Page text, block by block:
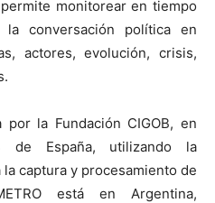
monitorear en tiempo
conversación política en
actores, evolución, crisis,
por la Fundación CIGOB, en
de España, utilizando la
la captura y procesamiento de
está en Argentina,